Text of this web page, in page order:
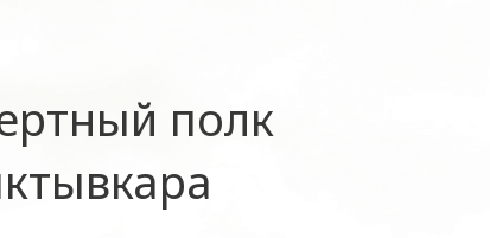
полк